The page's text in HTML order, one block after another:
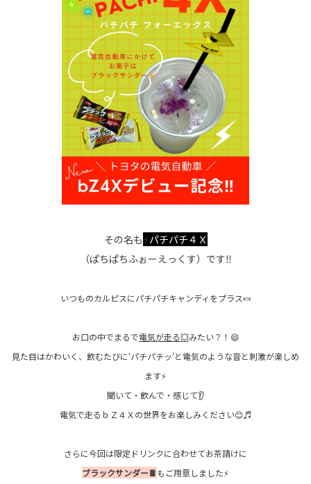
その名も⚡パチパチ４Ｘ
（ぱちぱちふぉーえっくす）です‼️
いつものカルピスにパチパチキャンディをプラス🍬
お口の中でまるで電気が走る💥みたい？！😄
見た目はかわいく、飲むたびに‘パチパチッ’と電気のような音と刺激が楽しめ
ます⚡
聞いて・飲んで・感じて👂
電気で走るｂＺ４Ｘの世界をお楽しみください😊♬
さらに今回は限定ドリンクに合わせてお茶請けに
ブラックサンダー🍫もご用意しました⚡